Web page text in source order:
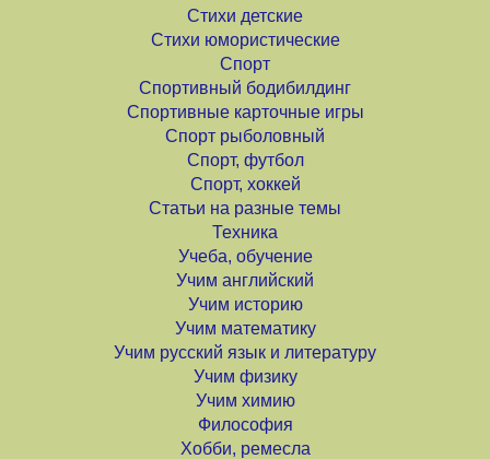
Стихи детские
Стихи юмористические
Спорт
Спортивный бодибилдинг
Спортивные карточные игры
Спорт рыболовный
Спорт, футбол
Спорт, хоккей
Статьи на разные темы
Техника
Учеба, обучение
Учим английский
Учим историю
Учим математику
Учим русский язык и литературу
Учим физику
Учим химию
Философия
Хобби, ремесла